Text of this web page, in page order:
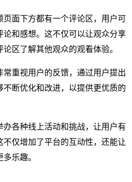
页面下方都有一个评论区，用户可
论和感想。这不仅可以让观众分享
区了解其他观众的观看体验。
常重视用户的反馈，通过用户提出
不断优化和改进，以提供更优质的
办各种线上活动和挑战，让用户有
仅增加了平台的互动性，还能让
乐趣。